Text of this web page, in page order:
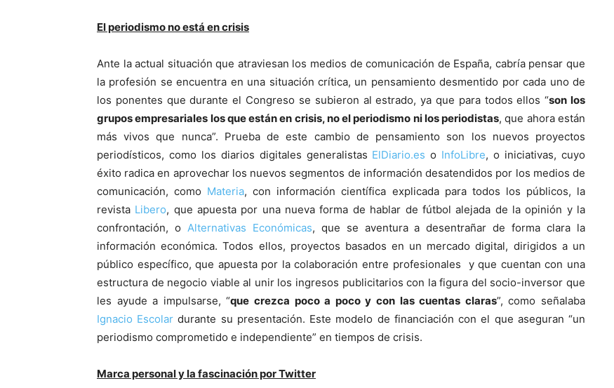
El periodismo no está en crisis
Ante la actual situación que atraviesan los medios de comunicación de España, cabría pensar que
la profesión se encuentra en una situación crítica, un pensamiento desmentido por cada uno de
los ponentes que durante el Congreso se subieron al estrado, ya que para todos ellos “son los
grupos empresariales los que están en crisis, no el periodismo ni los periodistas, que ahora están
más vivos que nunca”. Prueba de este cambio de pensamiento son los nuevos proyectos
periodísticos, como los diarios digitales generalistas ElDiario.es o InfoLibre, o iniciativas, cuyo
éxito radica en aprovechar los nuevos segmentos de información desatendidos por los medios de
comunicación, como Materia, con información científica explicada para todos los públicos, la
revista Libero, que apuesta por una nueva forma de hablar de fútbol alejada de la opinión y la
confrontación, o Alternativas Económicas, que se aventura a desentrañar de forma clara la
información económica. Todos ellos, proyectos basados en un mercado digital, dirigidos a un
público específico, que apuesta por la colaboración entre profesionales y que cuentan con una
estructura de negocio viable al unir los ingresos publicitarios con la figura del socio-inversor que
les ayude a impulsarse, “que crezca poco a poco y con las cuentas claras”, como señalaba
Ignacio Escolar durante su presentación. Este modelo de financiación con el que aseguran “un
periodismo comprometido e independiente” en tiempos de crisis.
Marca personal y la fascinación por Twitter